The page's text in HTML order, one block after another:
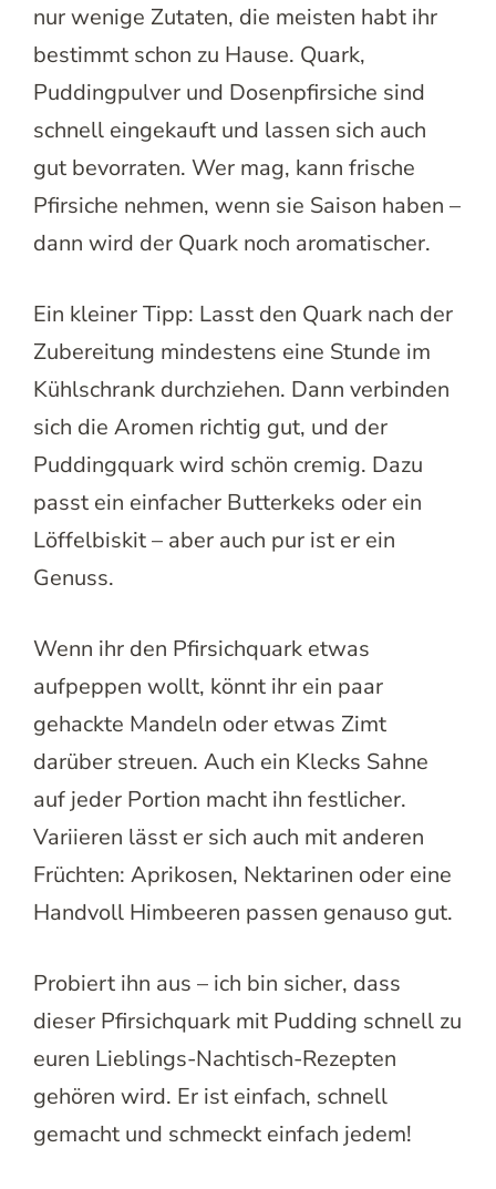
nur wenige Zutaten, die meisten habt ihr
bestimmt schon zu Hause. Quark,
Puddingpulver und Dosenpfirsiche sind
schnell eingekauft und lassen sich auch
gut bevorraten. Wer mag, kann frische
Pfirsiche nehmen, wenn sie Saison haben –
dann wird der Quark noch aromatischer.
Ein kleiner Tipp: Lasst den Quark nach der
Zubereitung mindestens eine Stunde im
Kühlschrank durchziehen. Dann verbinden
sich die Aromen richtig gut, und der
Puddingquark wird schön cremig. Dazu
passt ein einfacher Butterkeks oder ein
Löffelbiskit – aber auch pur ist er ein
Genuss.
Wenn ihr den Pfirsichquark etwas
aufpeppen wollt, könnt ihr ein paar
gehackte Mandeln oder etwas Zimt
darüber streuen. Auch ein Klecks Sahne
auf jeder Portion macht ihn festlicher.
Variieren lässt er sich auch mit anderen
Früchten: Aprikosen, Nektarinen oder eine
Handvoll Himbeeren passen genauso gut.
Probiert ihn aus – ich bin sicher, dass
dieser Pfirsichquark mit Pudding schnell zu
euren Lieblings-Nachtisch-Rezepten
gehören wird. Er ist einfach, schnell
gemacht und schmeckt einfach jedem!